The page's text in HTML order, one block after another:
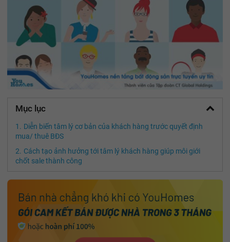
Mục lục
Diễn biến tâm lý cơ bản của khách hàng trước quyết định
mua/ thuê BĐS
Cách tạo ảnh hưởng tới tâm lý khách hàng giúp môi giới
chốt sale thành công